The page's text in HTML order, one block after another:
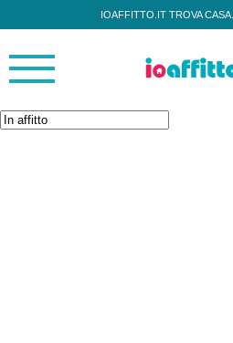
IOAFFITTO.IT TROVA CASA.